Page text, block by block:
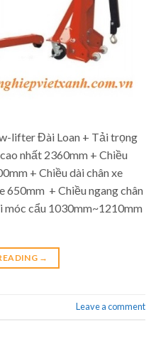
lifter Đài Loan + Tải trọng
nhất 2360mm + Chiều
+ Chiều dài chân xe
650mm + Chiều ngang chân
móc cẩu 1030mm~1210mm
→
Leave a comment